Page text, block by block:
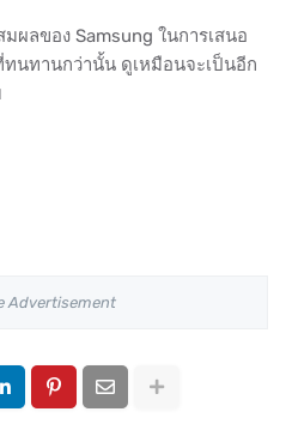
ผลของ Samsung ในการเสนอ
นทานกว่านั้น ดูเหมือนจะเป็นอีก
Advertisement